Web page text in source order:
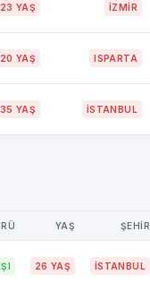
23 YAŞ İZMİR
20 YAŞ ISPARTA
35 YAŞ İSTANBUL
YAŞ ŞEHİR
26 YAŞ İSTANBUL